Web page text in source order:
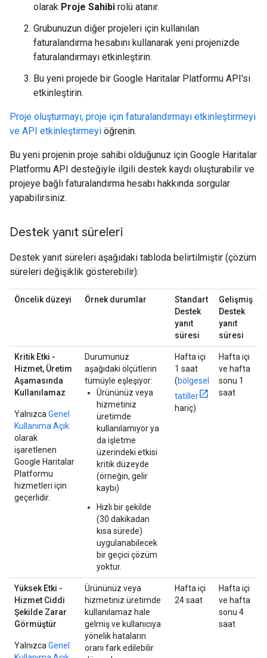
olarak Proje Sahibi rolü atanır.
Grubunuzun diğer projeleri için kullanılan
faturalandırma hesabını kullanarak yeni projenizde
faturalandırmayı etkinleştirin.
Bu yeni projede bir Google Haritalar Platformu API'si
etkinleştirin.
Proje oluşturmayı, proje için faturalandırmayı etkinleştirmeyi
ve API etkinleştirmeyi öğrenin.
Bu yeni projenin proje sahibi olduğunuz için Google Haritalar
Platformu API desteğiyle ilgili destek kaydı oluşturabilir ve
projeye bağlı faturalandırma hesabı hakkında sorgular
yapabilirsiniz.
Destek yanıt süreleri
Destek yanıt süreleri aşağıdaki tabloda belirtilmiştir (çözüm
süreleri değişiklik gösterebilir):
Öncelik düzeyi Örnek durumlar
Standart
Destek
yanıt
süresi
Gelişmiş
Destek
yanıt
süresi
Kritik Etki -
Hizmet, Üretim
Aşamasında
Kullanılamaz
Yalnızca Genel
Kullanıma Açık
olarak
işaretlenen
Google Haritalar
Platformu
hizmetleri için
geçerlidir.
Durumunuz
aşağıdaki ölçütlerin
tümüyle eşleşiyor:
Ürününüz veya
hizmetiniz
üretimde
kullanılamıyor ya
da işletme
üzerindeki etkisi
kritik düzeyde
(örneğin, gelir
kaybı)
Hızlı bir şekilde
(30 dakikadan
kısa sürede)
uygulanabilecek
bir geçici çözüm
yoktur.
Hafta içi
1 saat
(bölgesel
tatiller
hariç)
Hafta içi
ve hafta
sonu 1
saat
Yüksek Etki -
Hizmet Ciddi
Şekilde Zarar
Görmüştür
Yalnızca Genel
Ürününüz veya
hizmetiniz üretimde
kullanılamaz hale
gelmiş ve kullanıcıya
yönelik hataların
oranı fark edilebilir
Hafta içi
24 saat
Hafta içi
ve hafta
sonu 4
saat